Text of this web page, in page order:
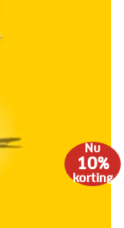
Nu
10%
korting